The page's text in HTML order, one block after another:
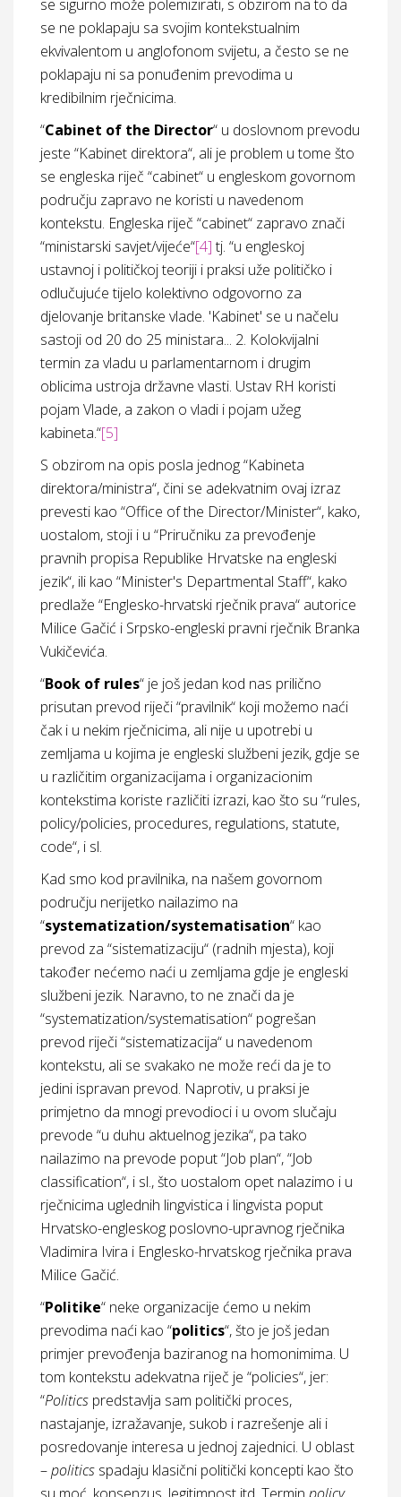
se sigurno može polemizirati, s obzirom na to da
se ne poklapaju sa svojim kontekstualnim
ekvivalentom u anglofonom svijetu, a često se ne
poklapaju ni sa ponuđenim prevodima u
kredibilnim rječnicima.
“Cabinet of the Director“ u doslovnom prevodu
jeste “Kabinet direktora“, ali je problem u tome što
se engleska riječ “cabinet“ u engleskom govornom
području zapravo ne koristi u navedenom
kontekstu. Engleska riječ “cabinet“ zapravo znači
“ministarski savjet/vijeće“[4]tj. “u engleskoj
ustavnoj i političkoj teoriji i praksi uže političko i
odlučujuće tijelo kolektivno odgovorno za
djelovanje britanske vlade. 'Kabinet' se u načelu
sastoji od 20 do 25 ministara... 2. Kolokvijalni
termin za vladu u parlamentarnom i drugim
oblicima ustroja državne vlasti. Ustav RH koristi
pojam Vlade, a zakon o vladi i pojam užeg
kabineta.“[5]
S obzirom na opis posla jednog “Kabineta
direktora/ministra“, čini se adekvatnim ovaj izraz
prevesti kao “Office of the Director/Minister“, kako,
uostalom, stoji i u “Priručniku za prevođenje
pravnih propisa Republike Hrvatske na engleski
jezik“, ili kao “Minister's Departmental Staff“, kako
predlaže “Englesko-hrvatski rječnik prava“ autorice
Milice Gačić i Srpsko-engleski pravni rječnik Branka
Vukičevića.
“Book of rules“ je još jedan kod nas prilično
prisutan prevod riječi “pravilnik“ koji možemo naći
čak i u nekim rječnicima, ali nije u upotrebi u
zemljama u kojima je engleski službeni jezik, gdje se
u različitim organizacijama i organizacionim
kontekstima koriste različiti izrazi, kao što su “rules,
policy/policies, procedures, regulations, statute,
code“, i sl.
Kad smo kod pravilnika, na našem govornom
području nerijetko nailazimo na
“systematization/systematisation“ kao
prevod za “sistematizaciju“ (radnih mjesta), koji
također nećemo naći u zemljama gdje je engleski
službeni jezik. Naravno, to ne znači da je
“systematization/systematisation“ pogrešan
prevod riječi “sistematizacija“ u navedenom
kontekstu, ali se svakako ne može reći da je to
jedini ispravan prevod. Naprotiv, u praksi je
primjetno da mnogi prevodioci i u ovom slučaju
prevode “u duhu aktuelnog jezika“, pa tako
nailazimo na prevode poput “Job plan“, “Job
classification“, i sl., što uostalom opet nalazimo i u
rječnicima uglednih lingvistica i lingvista poput
Hrvatsko-engleskog poslovno-upravnog rječnika
Vladimira Ivira i Englesko-hrvatskog rječnika prava
Milice Gačić.
“Politike“ neke organizacije ćemo u nekim
prevodima naći kao “politics“, što je još jedan
primjer prevođenja baziranog na homonimima. U
tom kontekstu adekvatna riječ je “policies“, jer:
“Politics predstavlja sam politički proces,
nastajanje, izražavanje, sukob i razrešenje ali i
posredovanje interesa u jednoj zajednici. U oblast
–politics spadaju klasični politički koncepti kao što